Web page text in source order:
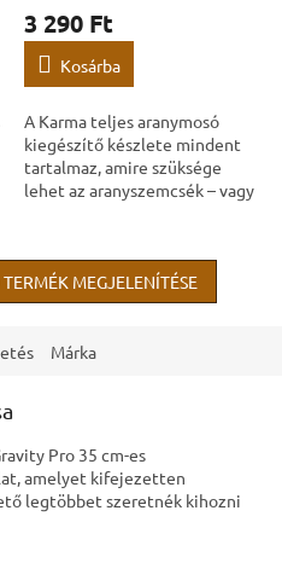
3 290 Ft
Kosárba
A Karma teljes aranymosó
kiegészítő készlete mindent
tartalmaz, amire szüksége
lehet az aranyszemcsék – vagy
készlet strapabíró,...
MEGJELENÍTÉSE
Márka
Pro 35 cm-es
amelyet kifejezetten
legtöbbet szeretnék kihozni